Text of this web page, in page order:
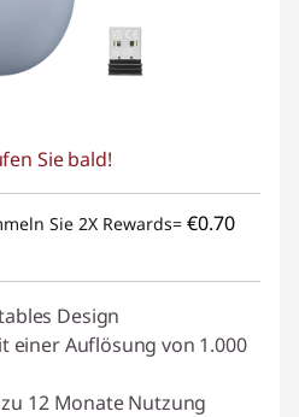
Sie bald!
Sie 2X Rewards= €0.70
Design
einer Auflösung von 1.000
12 Monate Nutzung